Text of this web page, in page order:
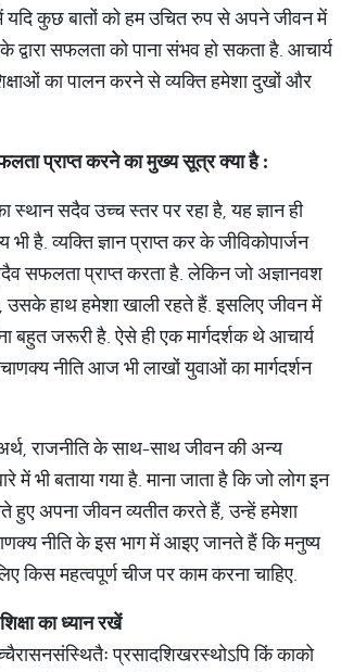
यदि कुछ बातों को हम उचित रुप से अपने जीवन में
सफलता को पाना संभव हो सकता है. आचार्य
का पालन करने से व्यक्ति हमेशा दुखों और
प्राप्तकरनेकामुख्यसूत्रक्याहै:
स्थान सदैव उच्च स्तर पर रहा है, यह ज्ञान ही
भी है. व्यक्ति ज्ञान प्राप्त कर के जीविकोपार्जन
सदैव सफलता प्राप्त करता है. लेकिन जो अज्ञानवश
उसके हाथ हमेशा खाली रहते हैं. इसलिए जीवन में
बहुत जरूरी है. ऐसे ही एक मार्गदर्शक थे आचार्य
नीति आज भी लाखों युवाओं का मार्गदर्शन
राजनीति के साथ-साथ जीवन की अन्य
में भी बताया गया है. माना जाता है कि जो लोग इन
हुए अपना जीवन व्यतीत करते हैं, उन्हें हमेशा
नीति के इस भाग में आइए जानते हैं कि मनुष्य
किस महत्वपूर्ण चीज पर काम करना चाहिए.
शिक्षाकाध्यानरखें
प्रसादशिखरस्थोऽपि किं काको